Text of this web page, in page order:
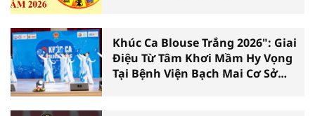
Khúc Ca Blouse Trắng 2026": Giai
Điệu Từ Tâm Khơi Mầm Hy Vọng
Tại Bệnh Viện Bạch Mai Cơ Sở